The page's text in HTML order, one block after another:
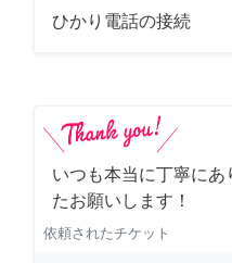
ひかり電話の接続
いつも本当に丁寧にあ
たお願いします！
依頼されたチケット